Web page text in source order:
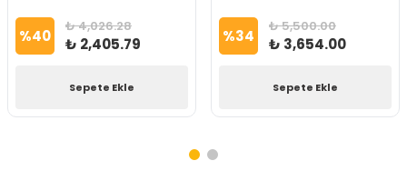
%40 ₺ 4,026.28
₺ 2,405.79
Sepete Ekle
%34 ₺ 5,500.00
₺ 3,654.00
Sepete Ekle